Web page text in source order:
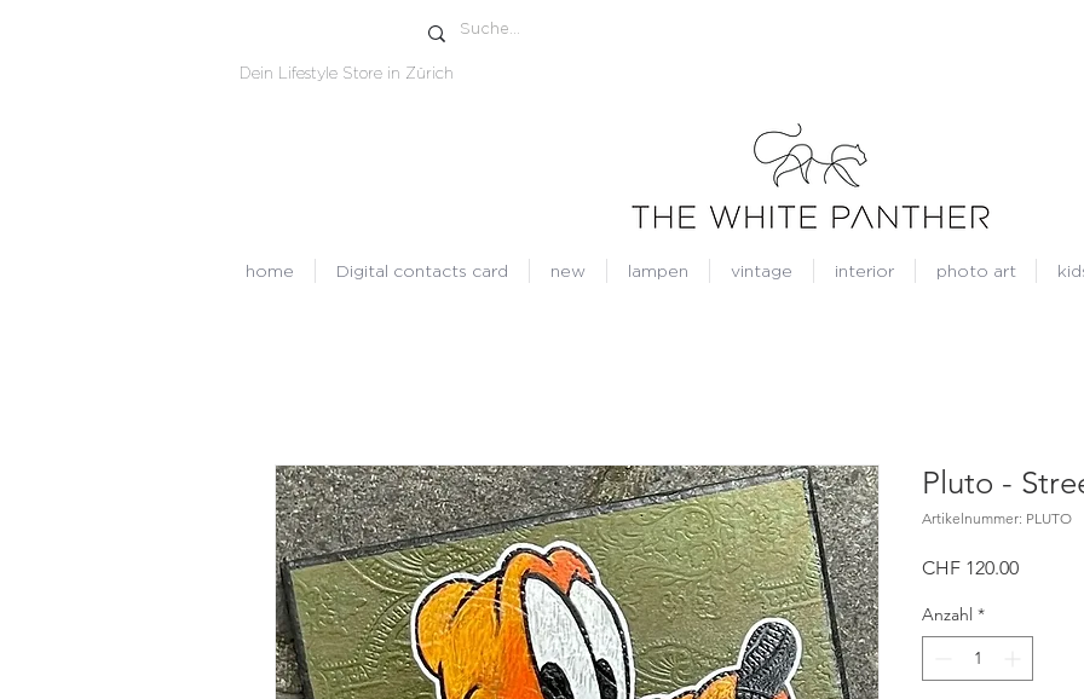
Dein Lifestyle Store in Zürich
home Digital contacts card new lampen vintage interior photo art
Pluto -
Artikelnummer: PLUTO
CHF 120.00Preis
Anzahl *